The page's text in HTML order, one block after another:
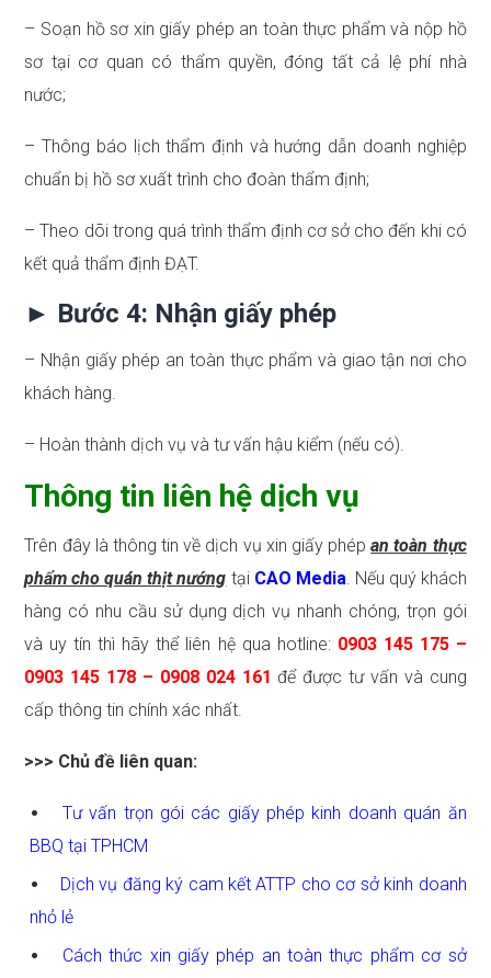
– Soạn hồ sơ xin giấy phép an toàn thực phẩm và nộp hồ
sơ tại cơ quan có thẩm quyền, đóng tất cả lệ phí nhà
nước;
– Thông báo lịch thẩm định và hướng dẫn doanh nghiệp
chuẩn bị hồ sơ xuất trình cho đoàn thẩm định;
– Theo dõi trong quá trình thẩm định cơ sở cho đến khi có
kết quả thẩm định ĐẠT.
► Bước 4: Nhận giấy phép
– Nhận giấy phép an toàn thực phẩm và giao tận nơi cho
khách hàng.
– Hoàn thành dịch vụ và tư vấn hậu kiểm (nếu có).
Thông tin liên hệ dịch vụ
Trên đây là thông tin về dịch vụ xin giấy phépan toàn thực
phẩm cho quán thịt nướng tại CAO Media. Nếu quý khách
hàng có nhu cầu sử dụng dịch vụ nhanh chóng, trọn gói
và uy tín thì hãy thể liên hệ qua hotline: 0903 145 175 –
0903 145 178 – 0908 024 161 để được tư vấn và cung
cấp thông tin chính xác nhất.
>>> Chủ đề liên quan:
Tư vấn trọn gói các giấy phép kinh doanh quán ăn
BBQ tại TPHCM
Dịch vụ đăng ký cam kết ATTP cho cơ sở kinh doanh
nhỏ lẻ
Cách thức xin giấy phép an toàn thực phẩm cơ sở